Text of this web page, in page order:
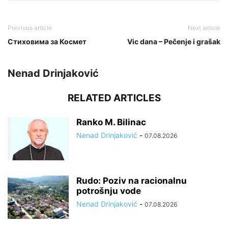
Previous article
Стиховима за Космет
Next article
Vic dana – Pečenje i grašak
Nenad Drinjaković
RELATED ARTICLES
Ranko M. Bilinac
Nenad Drinjaković - 07.08.2026
Rudo: Poziv na racionalnu
potrošnju vode
Nenad Drinjaković - 07.08.2026